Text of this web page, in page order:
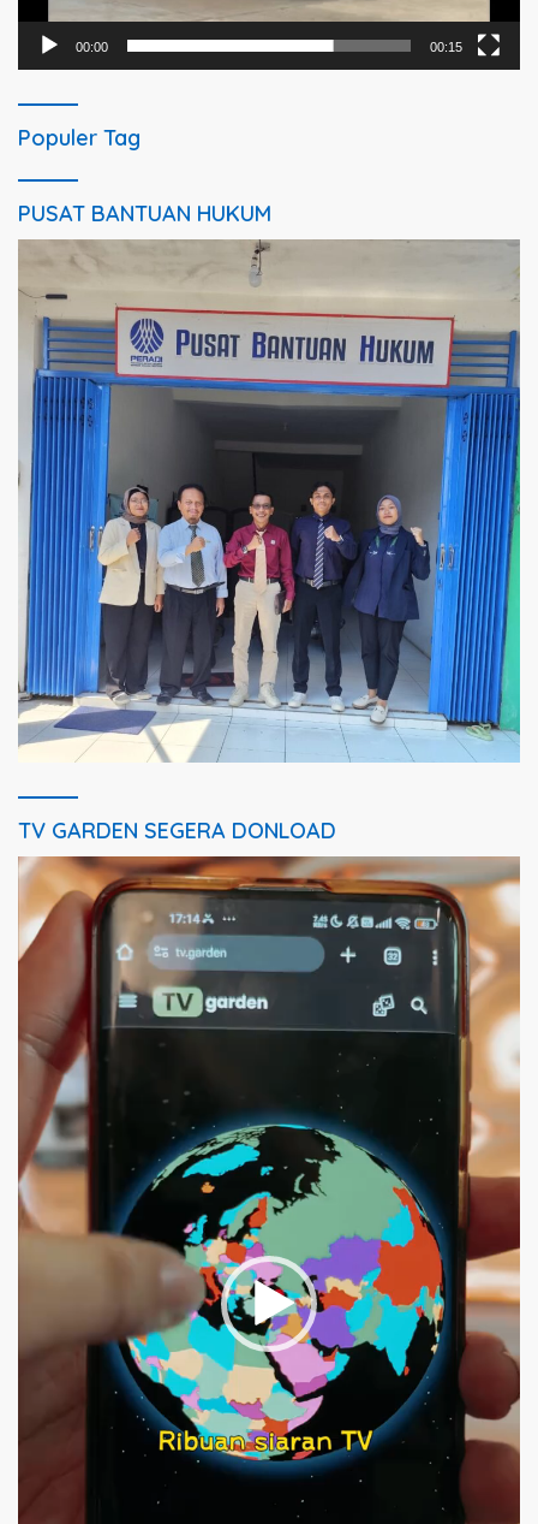
00:00 00:15
Populer Tag
PUSAT BANTUAN HUKUM
TV GARDEN SEGERA DONLOAD
Pemutar
Video